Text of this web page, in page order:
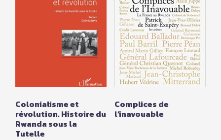
Colonialisme et
révolution. Histoire du
Rwanda sous la
Tutelle
Complices de
l’inavouable